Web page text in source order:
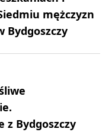
mężczyzn
Bydgoszczy
z Bydgoszczy